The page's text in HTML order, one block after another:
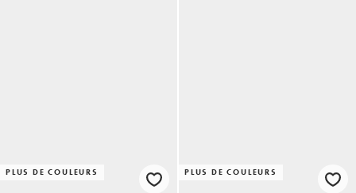
PLUS DE COULEURS PLUS DE COULEURS